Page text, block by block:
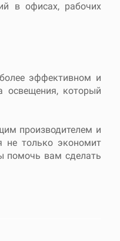
в офисах, рабочих
эффективном и
освещения, который
производителем и
не только экономит
помочь вам сделать